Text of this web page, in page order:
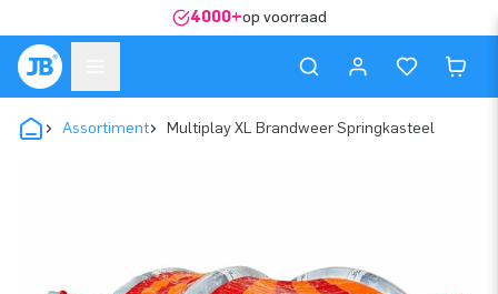
4000+op voorraad
Assortiment Multiplay XL Brandweer Springkasteel